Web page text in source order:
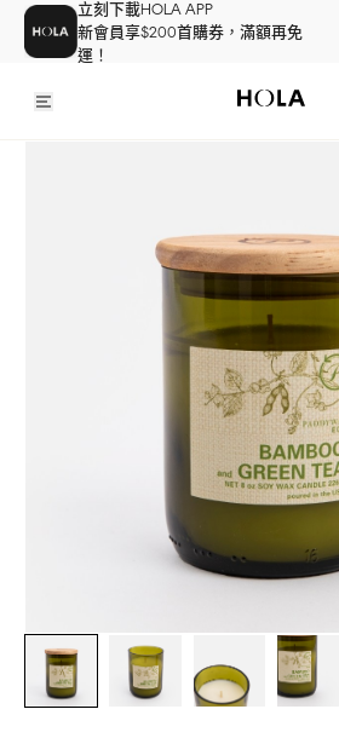
立刻下載HOLA APP
新會員享$200首購券，滿額再免
運！